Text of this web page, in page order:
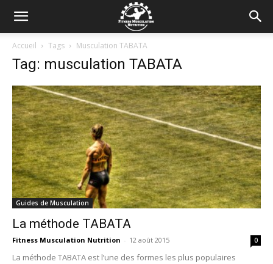
Accueil Tags Musculation TABATA
Tag: musculation TABATA
Guides de Musculation
La méthode TABATA
Fitness Musculation Nutrition - 12 août 2015 0
La méthode TABATA est l’une des formes les plus populaires